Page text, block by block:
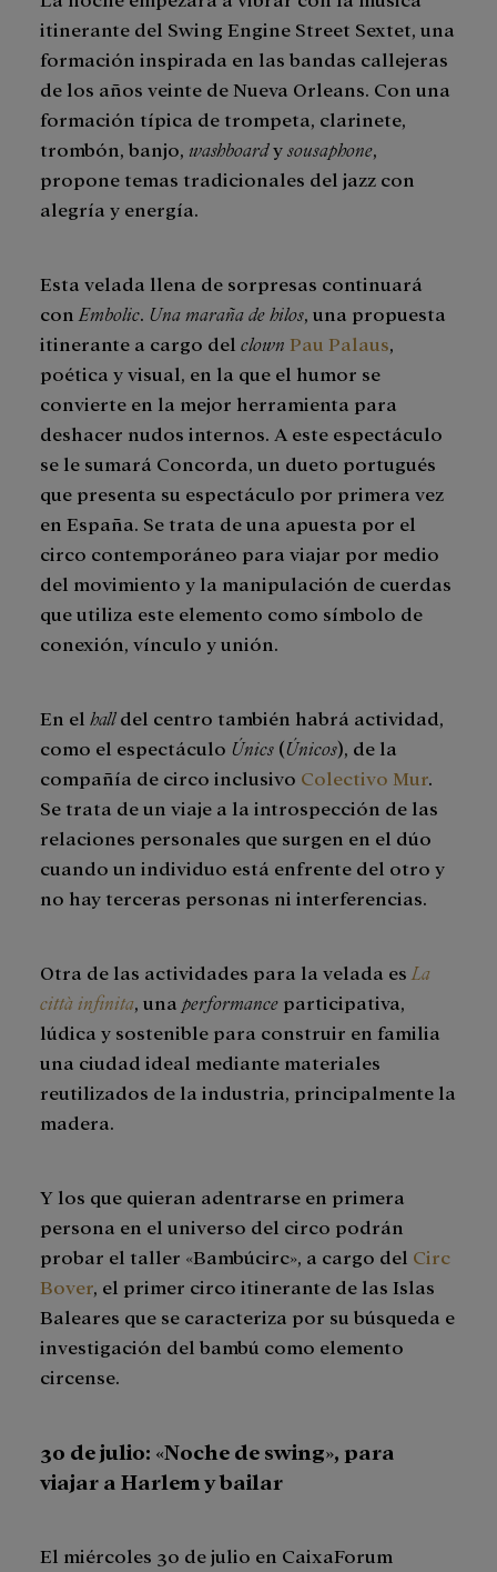
itinerante del Swing Engine Street Sextet, una
formación inspirada en las bandas callejeras
de los años veinte de Nueva Orleans. Con una
formación típica de trompeta, clarinete,
trombón, banjo, washboardysousaphone,
propone temas tradicionales del jazz con
alegría y energía.
Esta velada llena de sorpresas continuará
con Embolic. Una maraña de hilos, una propuesta
itinerante a cargo del clown Pau Palaus,
poética y visual, en la que el humor se
convierte en la mejor herramienta para
deshacer nudos internos. A este espectáculo
se le sumará Concorda, un dueto portugués
que presenta su espectáculo por primera vez
en España. Se trata de una apuesta por el
circo contemporáneo para viajar por medio
del movimiento y la manipulación de cuerdas
que utiliza este elemento como símbolo de
conexión, vínculo y unión.
En el halldel centro también habrá actividad,
como el espectáculo Únics (Únicos), de la
compañía de circo inclusivo Colectivo Mur.
Se trata de un viaje a la introspección de las
relaciones personales que surgen en el dúo
cuando un individuo está enfrente del otro y
no hay terceras personas ni interferencias.
Otra de las actividades para la velada es La
città infinita, una performance participativa,
lúdica y sostenible para construir en familia
una ciudad ideal mediante materiales
reutilizados de la industria, principalmente la
madera.
Y los que quieran adentrarse en primera
persona en el universo del circo podrán
probar el taller «Bambúcirc», a cargo del Circ
Bover, el primer circo itinerante de las Islas
Baleares que se caracteriza por su búsqueda e
investigación del bambú como elemento
circense.
30 de julio: «Noche de swing», para
viajar a Harlem y bailar
El miércoles 30 de julio en CaixaForum